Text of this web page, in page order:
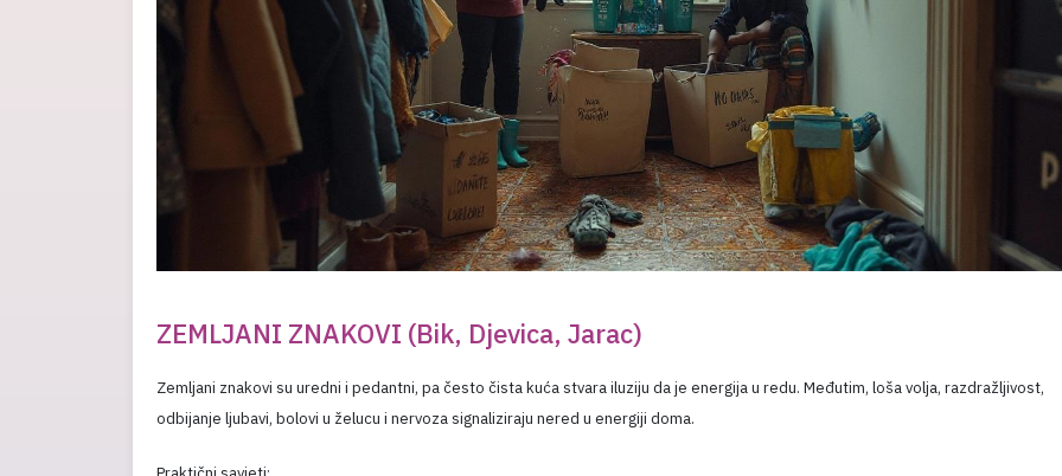
ZEMLJANI ZNAKOVI (Bik, Djevica, Jarac)
Zemljani znakovi su uredni i pedantni, pa često čista kuća stvara iluziju da je energija u redu. Međutim, loša volja, razdražljivost,
odbijanje ljubavi, bolovi u želucu i nervoza signaliziraju nered u energiji doma.